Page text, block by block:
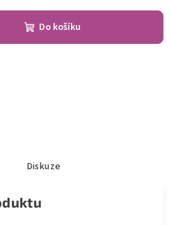
Do košíku
Diskuze